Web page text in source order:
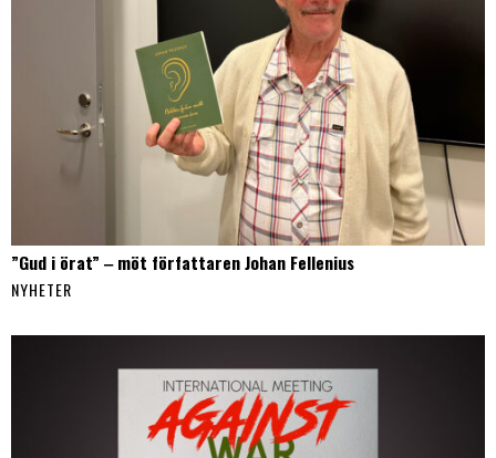
”Gud i örat” ‒ möt författaren Johan Fellenius
NYHETER